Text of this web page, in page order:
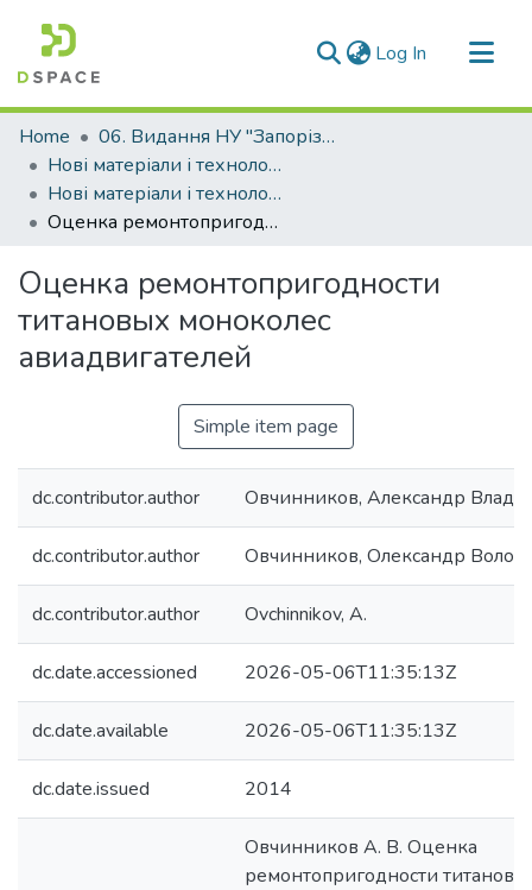
Log In (current)
Communities & Collections
All of DSpace
Statistics
Home
06. Видання НУ "Запорізька політехніка"
Нові матеріали і технологіі в металургії та машинобудуванні (НМТ)
Нові матеріали і технології в металургії та машинобудуванні - 2014, №1
Оценка ремонтопригодности титановых моноколес авиадвигателей
Оценка ремонтопригодности
титановых моноколес
авиадвигателей
Simple item page
dc.contributor.author Овчинников, Александр
dc.contributor.author Овчинников, Олександр
dc.contributor.author Ovchinnikov, A.
dc.date.accessioned 2026-05-06T11:35:13Z
dc.date.available 2026-05-06T11:35:13Z
dc.date.issued 2014
Овчинников А. В. Оценка
ремонтопригодности